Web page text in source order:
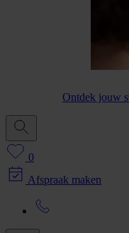
Ontdek jouw
0
Afspraak maken